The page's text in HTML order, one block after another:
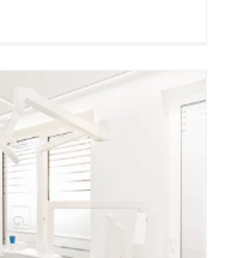
für